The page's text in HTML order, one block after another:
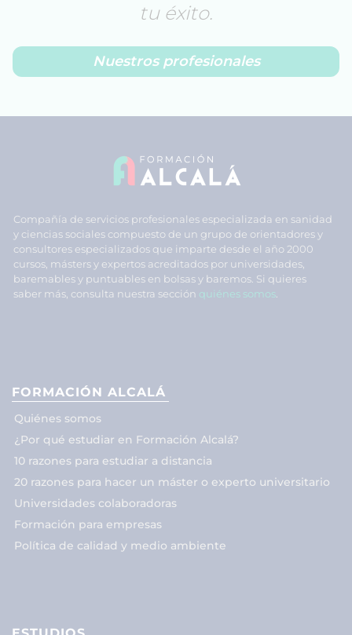
tu éxito.
Nuestros profesionales
Compañía de servicios profesionales especializada en sanidad
y ciencias sociales compuesto de un grupo de orientadores y
consultores especializados que imparte desde el año 2000
cursos, másters y expertos acreditados por universidades,
baremables y puntuables en bolsas y baremos. Si quieres
saber más, consulta nuestra sección quiénes somos
FORMACIÓN ALCALÁ
Quiénes somos
¿Por qué estudiar en Formación Alcalá?
10 razones para estudiar a distancia
20 razones para hacer un máster o experto universitario
Universidades colaboradoras
Formación para empresas
Política de calidad y medio ambiente